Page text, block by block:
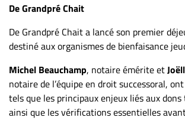
De Grandpré Chait
De Grandpré Chait a lancé son premier
destiné aux organismes de bienfaisance
Michel Beauchamp, notaire émérite et
notaire de l’équipe en droit successoral,
tels que les principaux enjeux liés aux
ainsi que les vérifications essentielles